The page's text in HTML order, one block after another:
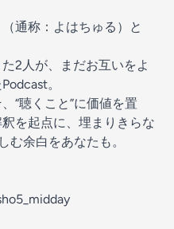
通称：よはちゅる）と
2人が、まだお互いをよ
。
“聴くこと”に価値を置
を起点に、埋まりきらな
む余白をあなたも。